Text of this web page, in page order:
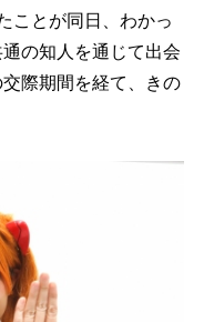
ことが同日、わかっ
の知人を通じて出会
際期間を経て、きの